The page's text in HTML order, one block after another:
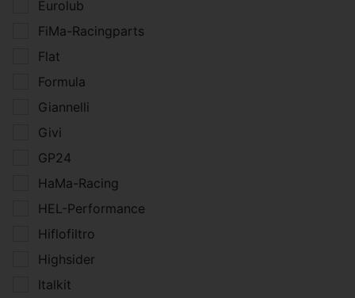
Eurolub
FiMa-Racingparts
Flat
Formula
Giannelli
Givi
GP24
HaMa-Racing
HEL-Performance
Hiflofiltro
Highsider
Italkit
Einstellungen speichern